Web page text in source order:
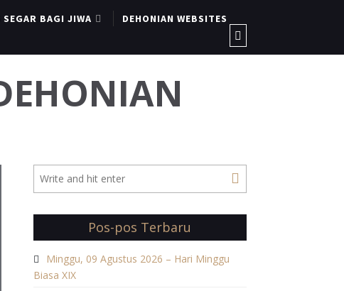
SEGAR BAGI JIWA DEHONIAN WEBSITES
Pos-pos Terbaru
Minggu, 09 Agustus 2026 – Hari Minggu
Biasa XIX